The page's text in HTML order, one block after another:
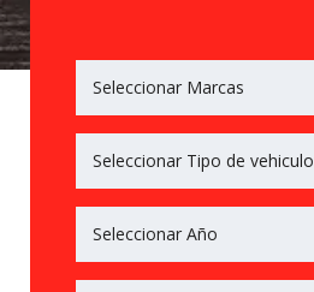
Seleccionar Marcas
Seleccionar Tipo de vehiculo
Seleccionar Año